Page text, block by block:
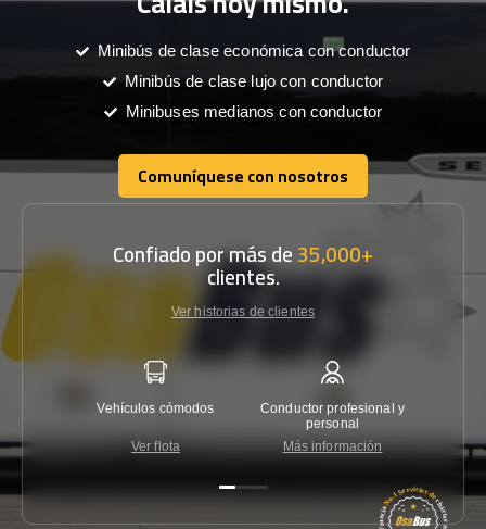
Minibús de clase económica con conductor
Minibús de clase lujo con conductor
Minibuses medianos con conductor
Comuníquese con nosotros
Comuníquese con nosotros
Confiado por más de35,000+
clientes.
Ver historias de clientes
Vehículos cómodos
Ver flota
Conductor profesional y
personal
Más información